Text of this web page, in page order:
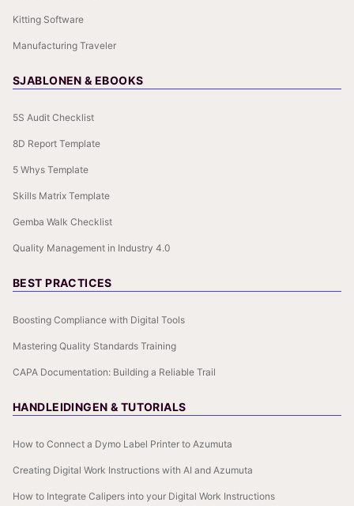
Kitting Software
Manufacturing Traveler
SJABLONEN & EBOOKS
5S Audit Checklist
8D Report Template
5 Whys Template
Skills Matrix Template
Gemba Walk Checklist
Quality Management in Industry 4.0
BEST PRACTICES
Boosting Compliance with Digital Tools
Mastering Quality Standards Training
CAPA Documentation: Building a Reliable Trail
HANDLEIDINGEN & TUTORIALS
How to Connect a Dymo Label Printer to Azumuta
Creating Digital Work Instructions with AI and Azumuta
How to Integrate Calipers into your Digital Work Instructions